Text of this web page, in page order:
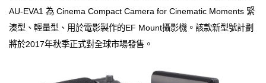
AU-EVA1 為 Cinema Compact Camera for Cinematic Moments 緊
湊型、輕量型、用於電影製作的EF Mount攝影機。該款新型號計劃
將於2017年秋季正式對全球市場發售。